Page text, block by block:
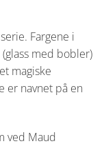
Fargene i
med bobler)
magiske
er navnet på en
ved Maud